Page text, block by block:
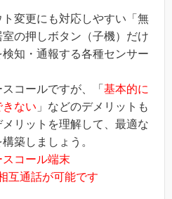
変更にも対応しやすい「無
の押しボタン（子機）だけ
知・通報する各種センサー
コールですが、「 基本的に
ない 」などのデメリットも
リットを理解して、最適な
築しましょう。
コール端末
互通話が可能です